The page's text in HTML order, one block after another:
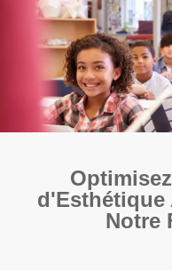
d'Esthétique
Notre